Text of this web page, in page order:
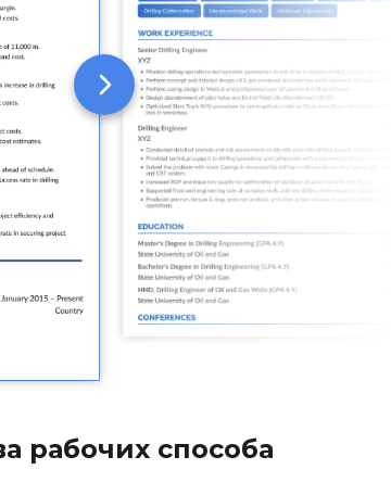
рабочих способа